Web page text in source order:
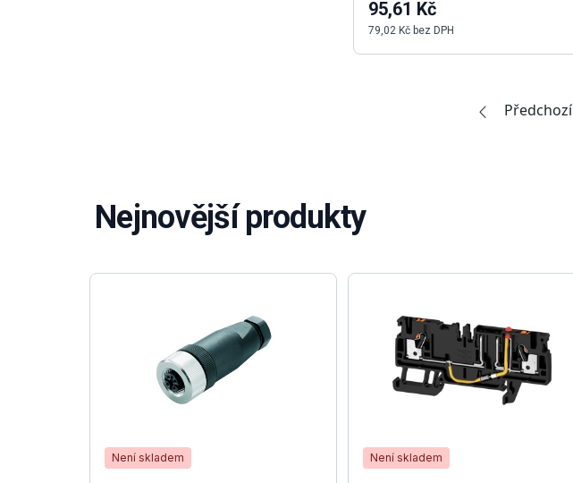
95,61 Kč
79,02 Kč bez DPH
Předchozí
Nejnovější produkty
Není skladem Není skladem